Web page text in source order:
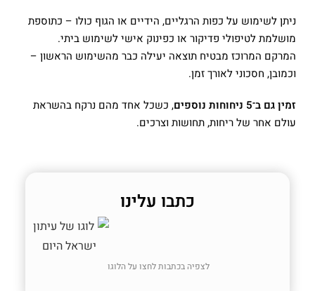
ניתן לשימוש על כפות הרגליים, הידיים או הגוף כולו – כתוספת
מושלמת לטיפולי פדיקור או כפינוק אישי לשימוש ביתי.
המרקם המרוכז מבטיח תוצאה יעילה כבר מהשימוש הראשון –
וכמובן, חסכוני לאורך זמן.
זמין גם ב־5 ניחוחות נוספים
, כשכל אחד מהם נרקח בהשראת
עולם אחר של ריחות, תחושות וצרכים.
כתבו עלינו
לצפיה בכתבות לחצו על הלוגו